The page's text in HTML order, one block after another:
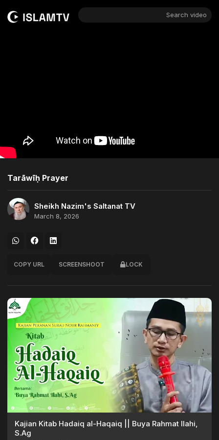
Search video
Tarāwīḥ Prayer
Sheikh Nazim's Saltanat TV
March 8, 2026
COPY URL SCREENSHOOT LOCK
Kajian Kitab Hadaiq al-Haqaiq || Buya Rahmat Ilahi,
S.Ag